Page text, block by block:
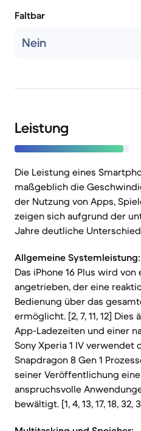
Faltbar
Nein
Leistung
Die Leistung eines
maßgeblich die
der Nutzung von Apps,
zeigen sich aufgrund der
Jahre deutliche
Allgemeine Systemleistung:
Das iPhone 16 Plus wird
angetrieben, der eine
Bedienung über das
ermöglicht. [2, 7, 11, 12]
App-Ladezeiten und einer
Sony Xperia 1 IV verwendet
Snapdragon 8 Gen 1
seiner Veröffentlichung
anspruchsvolle
bewältigt. [1, 4, 13, 17, 18, 32,